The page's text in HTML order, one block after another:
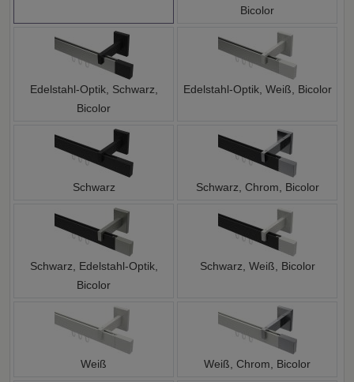
Bicolor
Edelstahl-Optik, Schwarz,
Bicolor
Edelstahl-Optik, Weiß, Bicolor
Schwarz Schwarz, Chrom, Bicolor
Schwarz, Edelstahl-Optik,
Bicolor
Schwarz, Weiß, Bicolor
Weiß Weiß, Chrom, Bicolor